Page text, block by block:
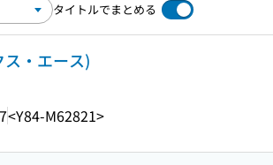
タイトルでまとめる
・エース)
<Y84-M62821>